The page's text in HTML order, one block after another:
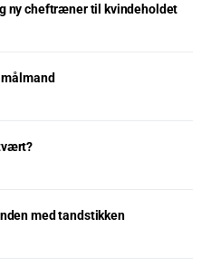
ny cheftræner til kvindeholdet
med tandstikken